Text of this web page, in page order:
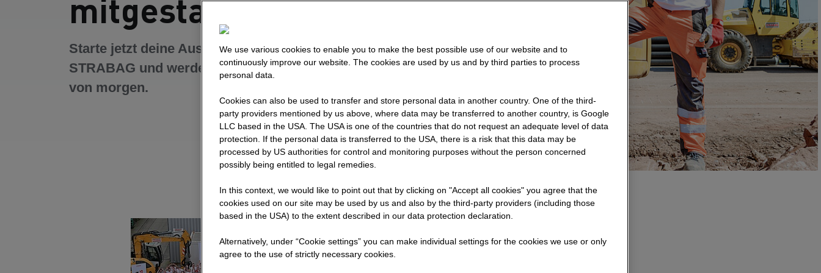
mitgestalten?
Starte jetzt deine Ausbildung bei
STRABAG und werde Teil des Bauens
von morgen.
Mitte-West
We use various cookies to enable you to make the best possible use of our website and to
continuously improve our website. The cookies are used by us and by third parties to process
personal data.
Cookies can also be used to transfer and store personal data in another country. One of the third-
party providers mentioned by us above, where data may be transferred to another country, is Google
LLC based in the USA. The USA is one of the countries that do not request an adequate level of data
protection. If the personal data is transferred to the USA, there is a risk that this data may be
processed by US authorities for control and monitoring purposes without the person concerned
possibly being entitled to legal remedies.
In this context, we would like to point out that by clicking on "Accept all cookies" you agree that the
cookies used on our site may be used by us and also by the third-party providers (including those
based in the USA) to the extent described in our data protection declaration.
Alternatively, under “Cookie settings” you can make individual settings for the cookies we use or only
agree to the use of strictly necessary cookies.